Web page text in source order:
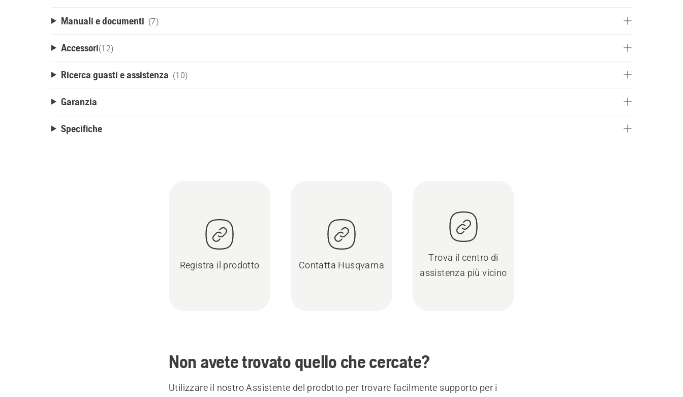
Manuali e documenti (7)
Accessori(12)
Ricerca guasti e assistenza (10)
Garanzia
Specifiche
Registra il prodotto Contatta Husqvarna
Trova il centro di
assistenza più vicino
Non avete trovato quello che cercate?
Utilizzare il nostro Assistente del prodotto per trovare facilmente supporto per i